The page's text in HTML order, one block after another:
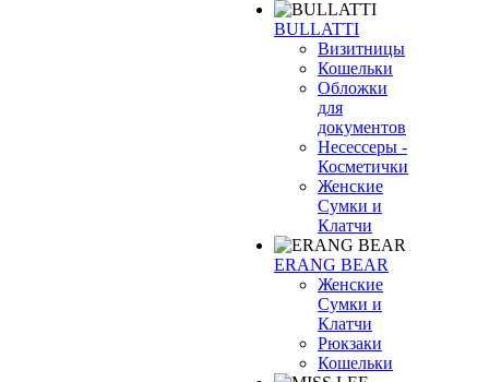
BULLATTI
Визитницы
Кошельки
Обложки
для
документов
Несессеры -
Косметички
Женские
Сумки и
Клатчи
ERANG BEAR
Женские
Сумки и
Клатчи
Рюкзаки
Кошельки